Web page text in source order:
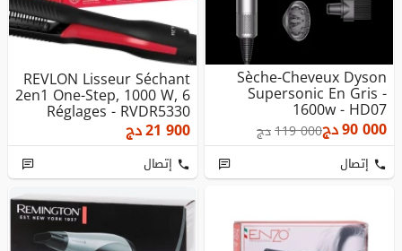
Sèche-Cheveux Dyson
Supersonic En Gris -
1600w - HD07
90 000دج119 000دج
إتصال
REVLON Lisseur Séchant
2en1 One-Step, 1000 W, 6
Réglages - RVDR5330
21 900دج
إتصال